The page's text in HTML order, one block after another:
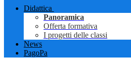
Didattica
Panoramica
Offerta formativa
I progetti delle classi
News
PagoPa